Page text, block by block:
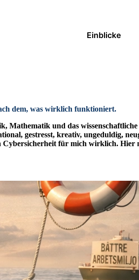
Einblicke
dem, was wirklich funktioniert.
Mathematik und das
gestresst, kreativ, ungeduldig,
Cybersicherheit für mich wirklich. Hier